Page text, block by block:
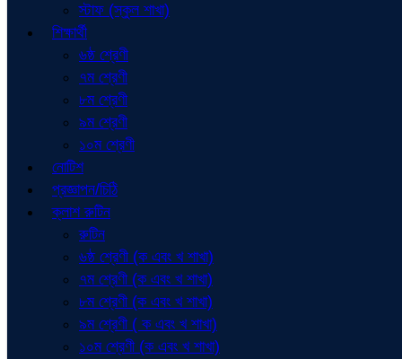
স্টাফ (স্কুল শাখা)
শিক্ষার্থী
৬ষ্ঠ শ্রেণী
৭ম শ্রেণী
৮ম শ্রেণী
৯ম শ্রেণী
১০ম শ্রেণী
নোটিশ
প্রজ্ঞাপন/চিঠি
ক্লাশ রুটিন
রুটিন
৬ষ্ঠ শ্রেণী (ক এবং খ শাখা)
৭ম শ্রেণী (ক এবং খ শাখা)
৮ম শ্রেণী (ক এবং খ শাখা)
৯ম শ্রেণী ( ক এবং খ শাখা)
১০ম শ্রেণী (ক এবং খ শাখা)